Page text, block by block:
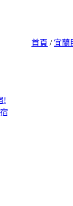
首頁 / 宜蘭